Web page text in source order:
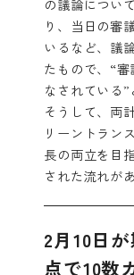
り、当日の審
いるなど、議
たもので、“
なされている”
そうして、両
リーントラン
長の両立を目
された流れがあ
2月10日
点で10数